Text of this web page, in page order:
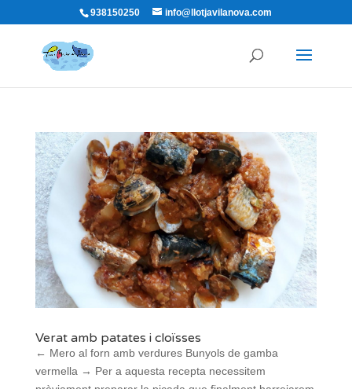
938150250 info@llotjavilanova.com
Verat amb patates i cloïsses
← Mero al forn amb verdures Bunyols de gamba
vermella → Per a aquesta recepta necessitem